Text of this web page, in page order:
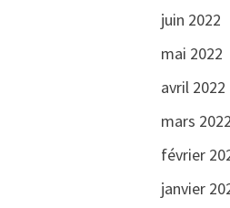
juin 2022
mai 2022
avril 2022
mars 2022
février
janvier